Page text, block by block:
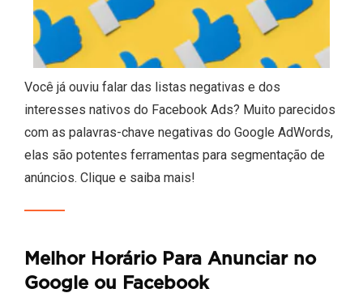
Você já ouviu falar das listas negativas e dos
interesses nativos do Facebook Ads? Muito parecidos
com as palavras-chave negativas do Google AdWords,
elas são potentes ferramentas para segmentação de
anúncios. Clique e saiba mais!
Melhor Horário Para Anunciar no
Google ou Facebook